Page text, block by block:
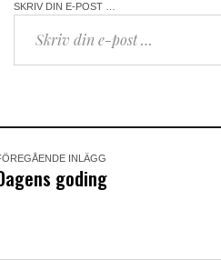
SKRIV DIN E-POST …
INLÄGG
goding